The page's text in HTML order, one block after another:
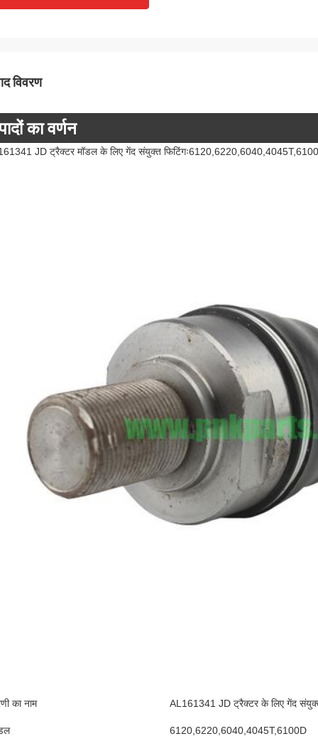
विवरण
का वर्णन
JD ट्रैक्टर मॉडल के लिए गेंद संयुक्त
का नाम AL161341 JD ट्रैक्टर के लिए गेंद
6120,6220,6040,4045T,6100D